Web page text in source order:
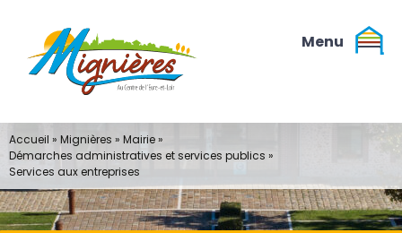
contenu
Accueil » Mignières » Mairie»
Démarches administratives et services publics »
Services aux entreprises